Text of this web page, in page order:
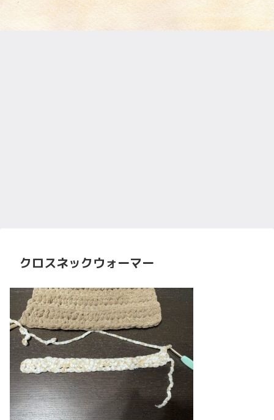
クロスネックウォーマー